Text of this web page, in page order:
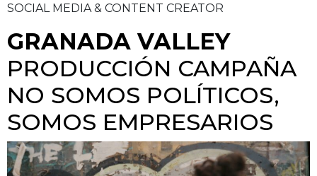
SOCIAL MEDIA & CONTENT CREATOR
GRANADA VALLEY
PRODUCCIÓN CAMPAÑA
NO SOMOS POLÍTICOS,
SOMOS EMPRESARIOS